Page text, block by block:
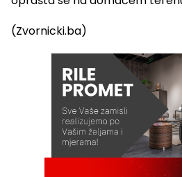
(Zvornicki.ba)